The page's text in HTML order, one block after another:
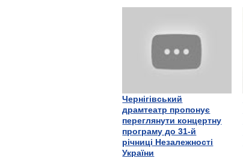
Чернігівський
драмтеатр пропонує
переглянути концертну
програму до 31-й
річниці Незалежності
України